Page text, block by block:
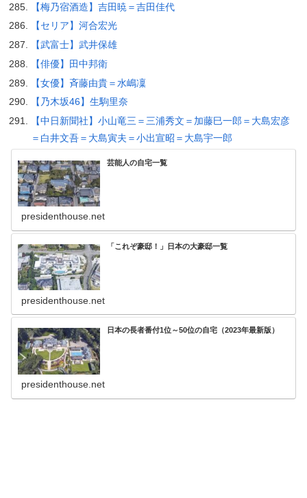
【梅乃宿酒造】吉田暁＝吉田佳代
【セリア】河合宏光
【武富士】武井保雄
【俳優】田中邦衛
【女優】斉藤由貴＝水嶋凜
【乃木坂46】生駒里奈
【中日新聞社】小山竜三＝三浦秀文＝加藤巳一郎＝大島宏彦
＝白井文吾＝大島寅夫＝小出宣昭＝大島宇一郎
芸能人の自宅一覧
presidenthouse.net
「これぞ豪邸！」日本の大豪邸一覧
presidenthouse.net
日本の長者番付1位～50位の自宅（2023年最新版）
presidenthouse.net